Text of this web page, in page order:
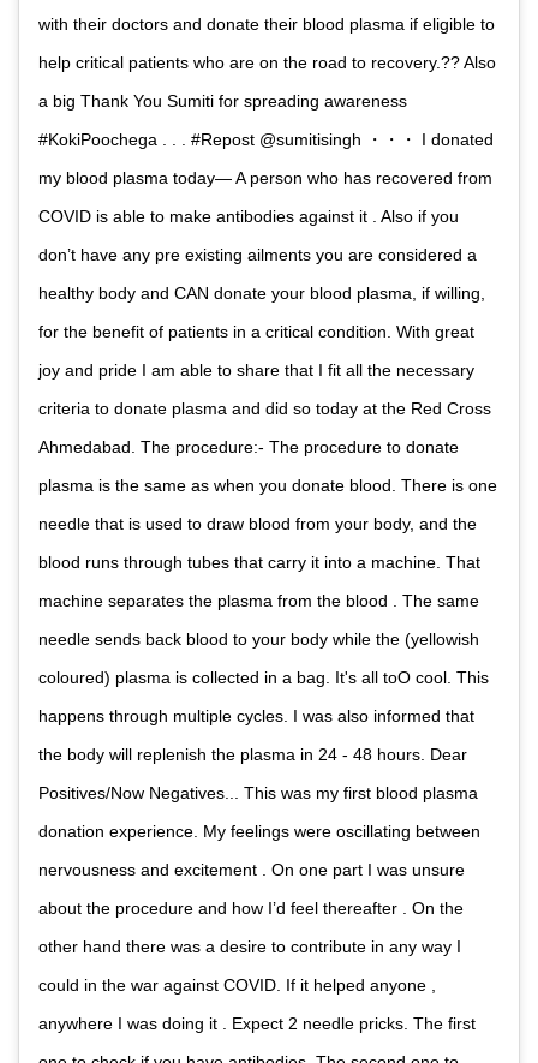
with their doctors and donate their blood plasma if eligible to
help critical patients who are on the road to recovery.?? Also
a big Thank You Sumiti for spreading awareness
#KokiPoochega . . . #Repost @sumitisingh ・・・ I donated
my blood plasma today— A person who has recovered from
COVID is able to make antibodies against it . Also if you
don’t have any pre existing ailments you are considered a
healthy body and CAN donate your blood plasma, if willing,
for the benefit of patients in a critical condition. With great
joy and pride I am able to share that I fit all the necessary
criteria to donate plasma and did so today at the Red Cross
Ahmedabad. The procedure:- The procedure to donate
plasma is the same as when you donate blood. There is one
needle that is used to draw blood from your body, and the
blood runs through tubes that carry it into a machine. That
machine separates the plasma from the blood . The same
needle sends back blood to your body while the (yellowish
coloured) plasma is collected in a bag. It's all toO cool. This
happens through multiple cycles. I was also informed that
the body will replenish the plasma in 24 - 48 hours. Dear
Positives/Now Negatives... This was my first blood plasma
donation experience. My feelings were oscillating between
nervousness and excitement . On one part I was unsure
about the procedure and how I’d feel thereafter . On the
other hand there was a desire to contribute in any way I
could in the war against COVID. If it helped anyone ,
anywhere I was doing it . Expect 2 needle pricks. The first